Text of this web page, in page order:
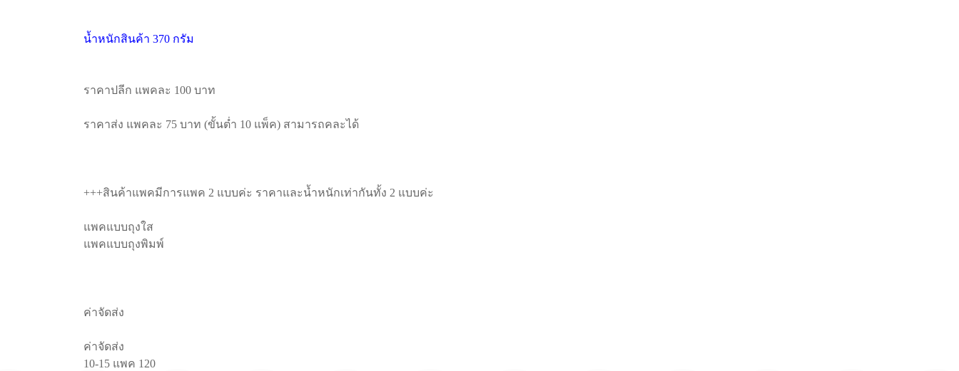
น้ำหนักสินค้า 370 กรัม
ราคาปลีก แพคละ 100 บาท
ราคาส่ง แพคละ 75 บาท (ขั้นต่ำ 10 แพ็ค) สามารถคละได้
+++สินค้าแพคมีการแพค 2 แบบค่ะ ราคาและน้ำหนักเท่ากันทั้ง 2 แบบค่ะ
แพคแบบถุงใส
แพคแบบถุงพิมพ์
ค่าจัดส่ง
ค่าจัดส่ง
10-15 แพค 120